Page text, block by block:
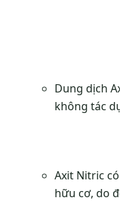
Dung dịch
không tác
Axit Nitric
hữu cơ, do